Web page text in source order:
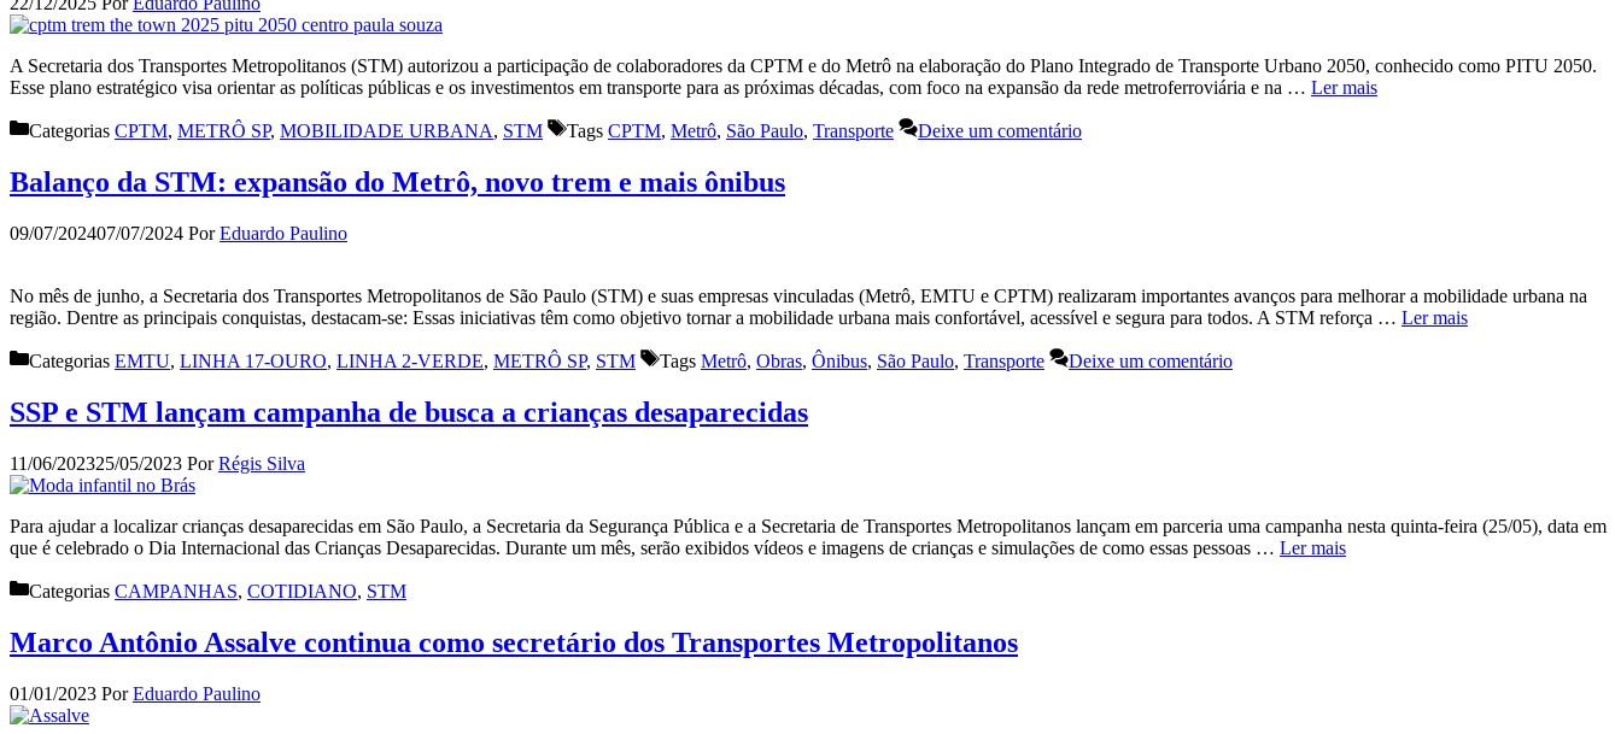
A Secretaria dos Transportes Metropolitanos (STM) autorizou a participação de colaboradores da CPTM e do Metrô na elaboração do Plano Integrado de Transporte Urbano 2050, conhecido como PITU 2050.
Esse plano estratégico visa orientar as políticas públicas e os investimentos em transporte para as próximas décadas, com foco na expansão da rede metroferroviária e na … Ler mais
Categorias CPTM, METRÔ SP, MOBILIDADE URBANA, STM Tags CPTM, Metrô, São Paulo, Transporte Deixe um comentário
Balanço da STM: expansão do Metrô, novo trem e mais ônibus
09/07/202407/07/2024 PorEduardo Paulino
No mês de junho, a Secretaria dos Transportes Metropolitanos de São Paulo (STM) e suas empresas vinculadas (Metrô, EMTU e CPTM) realizaram importantes avanços para melhorar a mobilidade urbana na
região. Dentre as principais conquistas, destacam-se: Essas iniciativas têm como objetivo tornar a mobilidade urbana mais confortável, acessível e segura para todos. A STM reforça … Ler mais
Categorias EMTU, LINHA 17-OURO, LINHA 2-VERDE, METRÔ SP, STM Tags Metrô, Obras, Ônibus, São Paulo, Transporte Deixe um comentário
SSP e STM lançam campanha de busca a crianças desaparecidas
11/06/202325/05/2023 PorRégis Silva
Para ajudar a localizar crianças desaparecidas em São Paulo, a Secretaria da Segurança Pública e a Secretaria de Transportes Metropolitanos lançam em parceria uma campanha nesta quinta-feira (25/05), data em
que é celebrado o Dia Internacional das Crianças Desaparecidas. Durante um mês, serão exibidos vídeos e imagens de crianças e simulações de como essas pessoas … Ler mais
Categorias CAMPANHAS, COTIDIANO, STM
Marco Antônio Assalve continua como secretário dos Transportes Metropolitanos
01/01/2023 PorEduardo Paulino